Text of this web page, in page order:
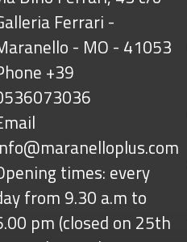
Ferrari -
- MO - 41053
+39
times: every
from 9.30 a.m to
pm (closed on 25th